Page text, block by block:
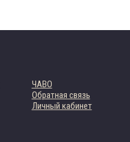
ЧАВО
Обратная связь
Личный кабинет